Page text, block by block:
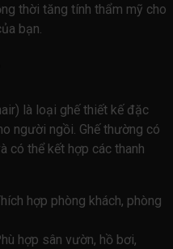
thời tăng tính thẩm mỹ cho
bạn.
là loại ghế thiết kế đặc
người ngồi. Ghế thường có
có thể kết hợp các thanh
hợp phòng khách, phòng
hợp sân vườn, hồ bơi,